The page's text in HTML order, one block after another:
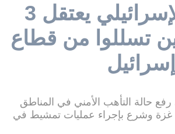
الجيش الإسرائيلي يعتقل 3
تسللوا من قطاع
رفع حالة التأهب الأمني في المناطق
غزة وشرع بإجراء عمليات تمشيط في